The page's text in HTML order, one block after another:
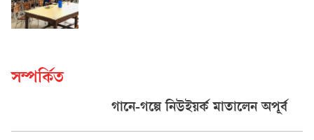
সম্পর্কিত
গানে-গল্পে নিউইয়র্ক মাতালেন অপূর্ব